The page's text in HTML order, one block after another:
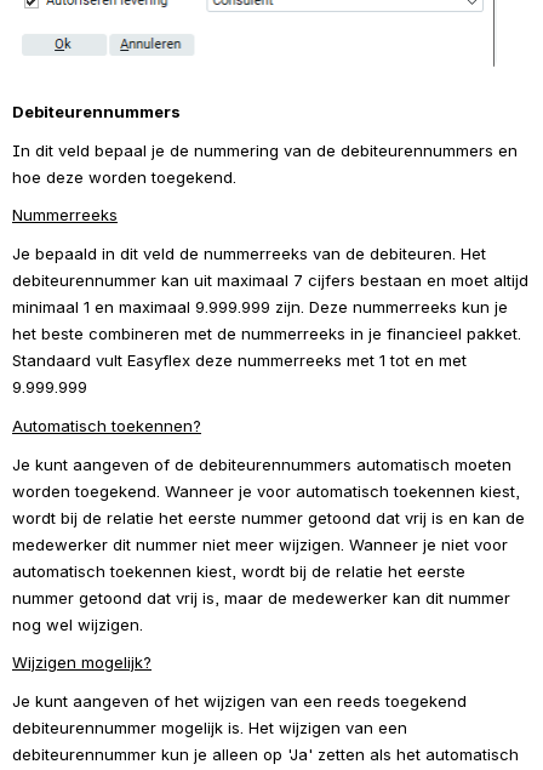
Debiteurennummers
In dit veld bepaal je de nummering van de debiteurennummers en
hoe deze worden toegekend.
Nummerreeks
Je bepaald in dit veld de nummerreeks van de debiteuren. Het
debiteurennummer kan uit maximaal 7 cijfers bestaan en moet altijd
minimaal 1 en maximaal 9.999.999 zijn. Deze nummerreeks kun je
het beste combineren met de nummerreeks in je financieel pakket.
Standaard vult Easyflex deze nummerreeks met 1 tot en met
9.999.999
Automatisch toekennen?
Je kunt aangeven of de debiteurennummers automatisch moeten
worden toegekend. Wanneer je voor automatisch toekennen kiest,
wordt bij de relatie het eerste nummer getoond dat vrij is en kan de
medewerker dit nummer niet meer wijzigen. Wanneer je niet voor
automatisch toekennen kiest, wordt bij de relatie het eerste
nummer getoond dat vrij is, maar de medewerker kan dit nummer
nog wel wijzigen.
Wijzigen mogelijk?
Je kunt aangeven of het wijzigen van een reeds toegekend
debiteurennummer mogelijk is. Het wijzigen van een
debiteurennummer kun je alleen op 'Ja' zetten als het automatisch